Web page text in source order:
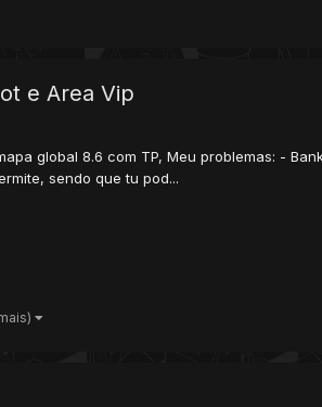
e Area Vip
global 8.6 com TP, Meu problemas: -
sendo que tu pod...